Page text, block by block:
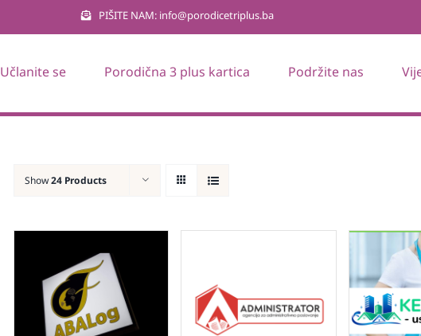
PIŠITE NAM: info@porodicetriplus.ba
Učlanite se Porodična 3 plus kartica Podržite nas
Show24 Products